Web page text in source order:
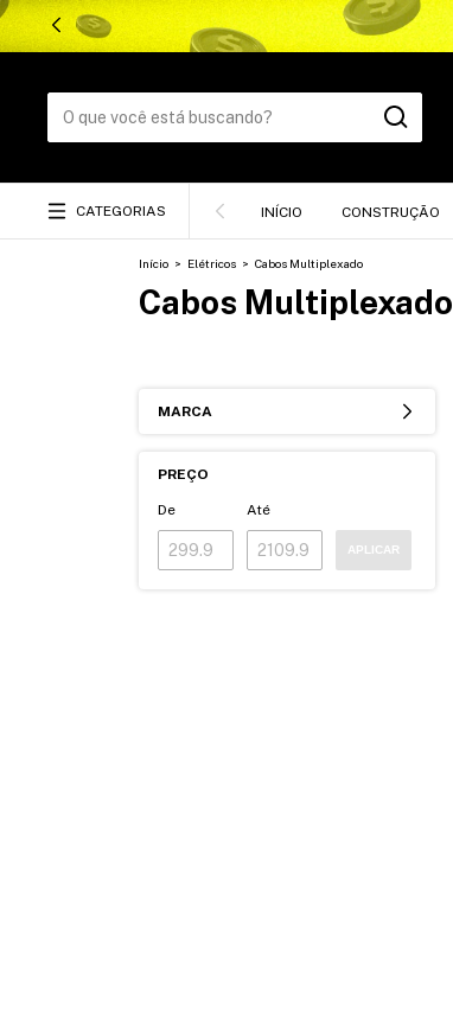
CATEGORIAS INÍCIO CONSTRUÇÃO
Início > Elétricos > Cabos Multiplexado
Cabos Multiplexado
MARCA
PREÇO
De Até
APLICAR